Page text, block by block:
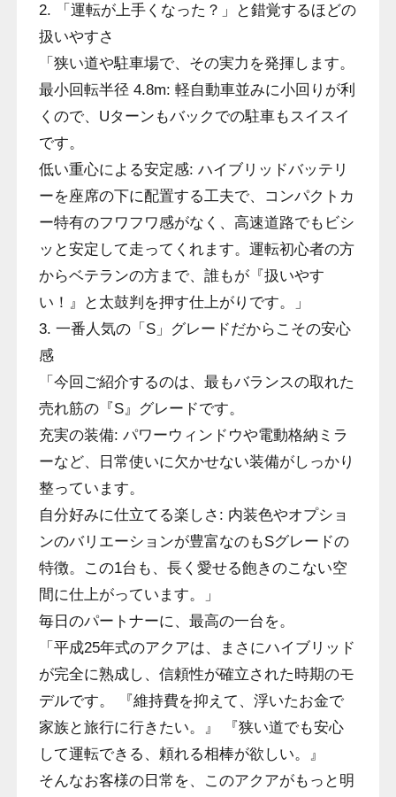
2. 「運転が上手くなった？」と錯覚するほどの
扱いやすさ
「狭い道や駐車場で、その実力を発揮します。
最小回転半径 4.8m: 軽自動車並みに小回りが利
くので、Uターンもバックでの駐車もスイスイ
です。
低い重心による安定感: ハイブリッドバッテリ
ーを座席の下に配置する工夫で、コンパクトカ
ー特有のフワフワ感がなく、高速道路でもビシ
ッと安定して走ってくれます。運転初心者の方
からベテランの方まで、誰もが『扱いやす
い！』と太鼓判を押す仕上がりです。」
3. 一番人気の「S」グレードだからこその安心
感
「今回ご紹介するのは、最もバランスの取れた
売れ筋の『S』グレードです。
充実の装備: パワーウィンドウや電動格納ミラ
ーなど、日常使いに欠かせない装備がしっかり
整っています。
自分好みに仕立てる楽しさ: 内装色やオプショ
ンのバリエーションが豊富なのもSグレードの
特徴。この1台も、長く愛せる飽きのこない空
間に仕上がっています。」
毎日のパートナーに、最高の一台を。
「平成25年式のアクアは、まさにハイブリッド
が完全に熟成し、信頼性が確立された時期のモ
デルです。 『維持費を抑えて、浮いたお金で
家族と旅行に行きたい。』 『狭い道でも安心
して運転できる、頼れる相棒が欲しい。』
そんなお客様の日常を、このアクアがもっと明